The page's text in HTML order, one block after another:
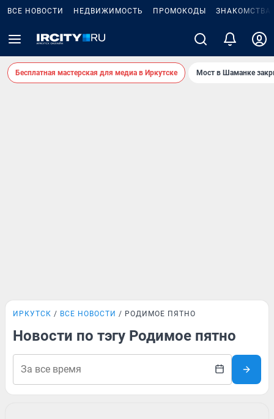
ВСЕ НОВОСТИ НЕДВИЖИМОСТЬ ПРОМОКОДЫ ЗНАКОМСТВА
Бесплатная мастерская для медиа в Иркутске Мост в Шаманке
ИРКУТСК ВСЕ НОВОСТИ РОДИМОЕ ПЯТНО
Новости по тэгу Родимое пятно